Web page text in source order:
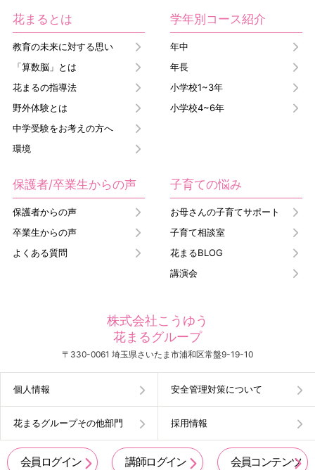
花まるとは
教育の未来に対する思い
「算数脳」とは
花まるの指導法
野外体験とは
中学受験をお考えの方へ
環境
学年別コース紹介
年中
年長
小学校1~3年
小学校4~6年
保護者/卒業生からの声
保護者からの声
卒業生からの声
よくある質問
子育ての悩み
お母さんの子育てサポート
子育て相談室
花まるBLOG
講演会
株式会社こうゆう
花まるグループ
〒330-0061 埼玉県さいたま市浦和区常盤9-19-10
個人情報 安全管理対策について
花まるグループその他部門 採用情報
会員ログイン 講師ログイン 会員コンテンツ